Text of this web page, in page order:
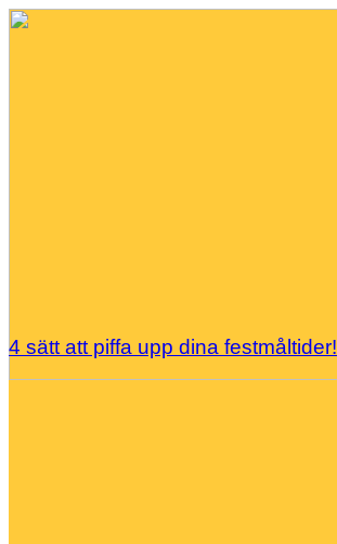
4 sätt att piffa upp dina festmåltider!